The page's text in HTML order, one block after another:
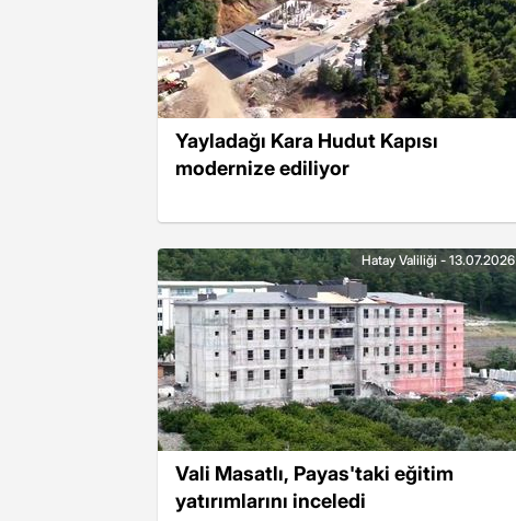
Yayladağı Kara Hudut Kapısı
modernize ediliyor
Vali Masatlı, Payas'taki eğitim
yatırımlarını inceledi
Hatay Valiliği - 13.07.2026